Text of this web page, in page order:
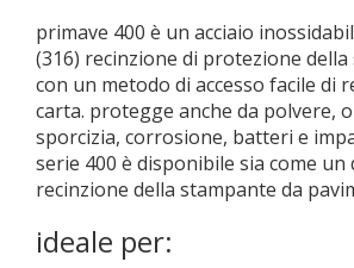
primave 400 è un acciaio
(316) recinzione di protezione
con un metodo di accesso facile di
carta. protegge anche da polvere,
sporcizia, corrosione, batteri e
serie 400 è disponibile sia come un
recinzione della stampante da
ideale per: